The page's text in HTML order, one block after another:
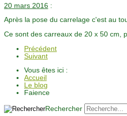
20 mars 2016 :
Après la pose du carrelage c'est au
Ce sont des carreaux de 20 x 50 cm,
Précédent
Suivant
Vous êtes ici :
Accueil
Le blog
Faience
Rechercher